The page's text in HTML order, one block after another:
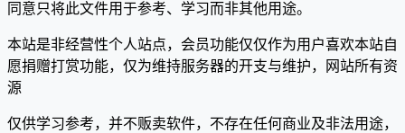
同意只将此文件用于参考、学习而非其他用途。
本站是非经营性个人站点，会员功能仅仅作为用户喜欢本站自
愿捐赠打赏功能，仅为维持服务器的开支与维护，网站所有资
源
仅供学习参考，并不贩卖软件，不存在任何商业及非法用途，